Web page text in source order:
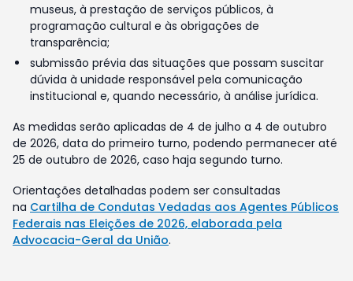
museus, à prestação de serviços públicos, à
programação cultural e às obrigações de
transparência;
submissão prévia das situações que possam suscitar
dúvida à unidade responsável pela comunicação
institucional e, quando necessário, à análise jurídica.
As medidas serão aplicadas de 4 de julho a 4 de outubro
de 2026, data do primeiro turno, podendo permanecer até
25 de outubro de 2026, caso haja segundo turno.
Orientações detalhadas podem ser consultadas
na Cartilha de Condutas Vedadas aos Agentes Públicos
Federais nas Eleições de 2026, elaborada pela
Advocacia-Geral da União.